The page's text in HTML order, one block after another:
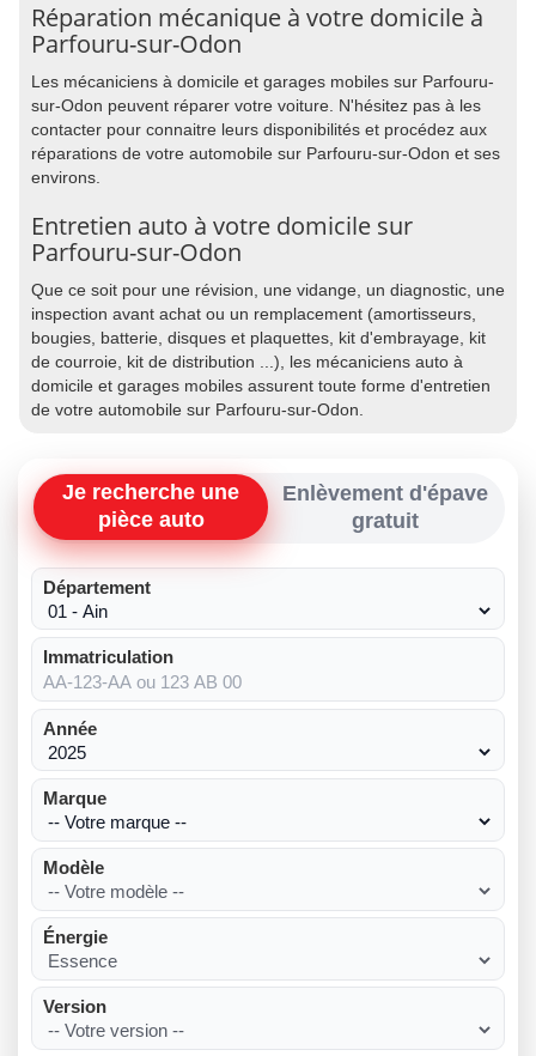
Réparation mécanique à votre domicile à
Parfouru-sur-Odon
Les mécaniciens à domicile et garages mobiles sur Parfouru-
sur-Odon peuvent réparer votre voiture. N'hésitez pas à les
contacter pour connaitre leurs disponibilités et procédez aux
réparations de votre automobile sur Parfouru-sur-Odon et ses
environs.
Entretien auto à votre domicile sur
Parfouru-sur-Odon
Que ce soit pour une révision, une vidange, un diagnostic, une
inspection avant achat ou un remplacement (amortisseurs,
bougies, batterie, disques et plaquettes, kit d'embrayage, kit
de courroie, kit de distribution ...), les mécaniciens auto à
domicile et garages mobiles assurent toute forme d'entretien
de votre automobile sur Parfouru-sur-Odon.
Je recherche une
pièce auto
Enlèvement d'épave
gratuit
Département
Immatriculation
Année
Marque
Modèle
Énergie
Version